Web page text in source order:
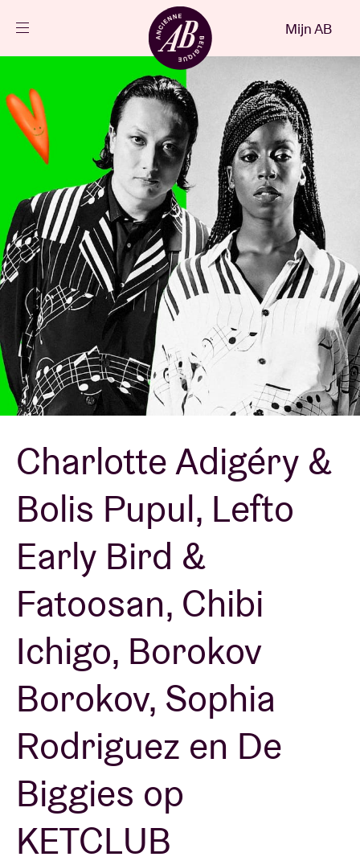
NL
Agenda
Projecten
Nieuws
Bezoekersinfo
AB ❤ you
Zaalhuur
BRDCST
ABtv
Concertcheque
Over AB
Contact
Mijn AB
Charlotte Adigéry &
Bolis Pupul, Lefto
Early Bird &
Fatoosan, Chibi
Ichigo, Borokov
Borokov, Sophia
Rodriguez en De
Biggies op
KETCLUB